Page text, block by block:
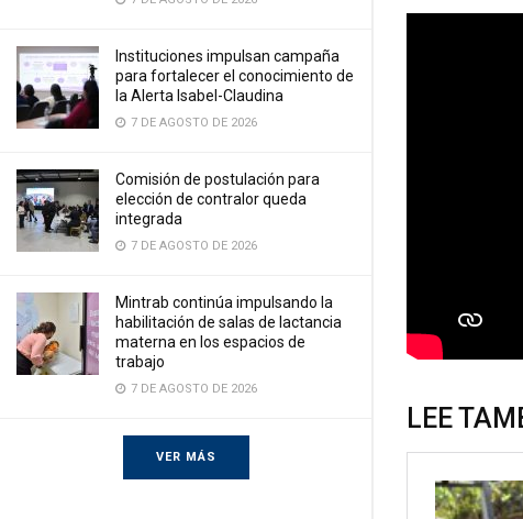
Instituciones impulsan campaña
para fortalecer el conocimiento de
la Alerta Isabel-Claudina
7 DE AGOSTO DE 2026
Comisión de postulación para
elección de contralor queda
integrada
7 DE AGOSTO DE 2026
Mintrab continúa impulsando la
habilitación de salas de lactancia
materna en los espacios de
trabajo
7 DE AGOSTO DE 2026
VER MÁS
LEE